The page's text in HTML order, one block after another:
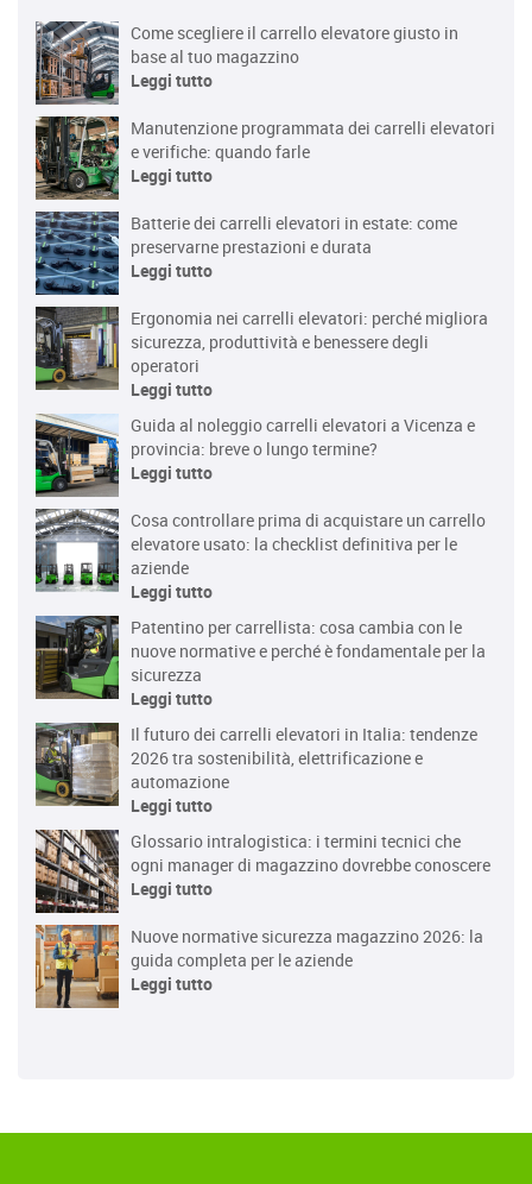
Come scegliere il carrello elevatore giusto in
base al tuo magazzino
Leggi tutto
Manutenzione programmata dei carrelli elevatori
e verifiche: quando farle
Leggi tutto
Batterie dei carrelli elevatori in estate: come
preservarne prestazioni e durata
Leggi tutto
Ergonomia nei carrelli elevatori: perché migliora
sicurezza, produttività e benessere degli
operatori
Leggi tutto
Guida al noleggio carrelli elevatori a Vicenza e
provincia: breve o lungo termine?
Leggi tutto
Cosa controllare prima di acquistare un carrello
elevatore usato: la checklist definitiva per le
aziende
Leggi tutto
Patentino per carrellista: cosa cambia con le
nuove normative e perché è fondamentale per la
sicurezza
Leggi tutto
Il futuro dei carrelli elevatori in Italia: tendenze
2026 tra sostenibilità, elettrificazione e
automazione
Leggi tutto
Glossario intralogistica: i termini tecnici che
ogni manager di magazzino dovrebbe conoscere
Leggi tutto
Nuove normative sicurezza magazzino 2026: la
guida completa per le aziende
Leggi tutto